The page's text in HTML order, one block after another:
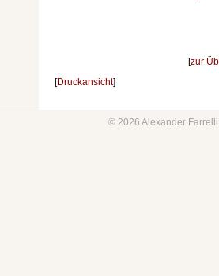
[zur
[Druckansicht]
© 2026 Alexander